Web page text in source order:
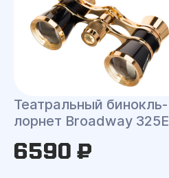
Театральный бинокль-
лорнет Broadway 325E
6590 ₽